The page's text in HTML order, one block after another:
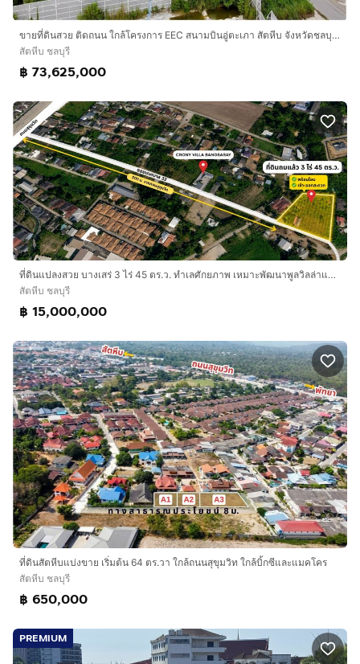
ขายที่ดินสวย ติดถนน ใกล้โครงการ EEC สนามบินอู่ตะเภา สัตหีบ จังหวัดชลบุรี พื้นที่ เกือบ 8 ไร่ ราคาเพียงไร่ละ 9.5 ลบ.
สัตหีบ ชลบุรี
฿ 73,625,000
ที่ดินแปลงสวย บางเสร่ 3 ไร่ 45 ตร.ว. ทำเลศักยภาพ เหมาะพัฒนาพูลวิลล่าและโครงการลงทุน
สัตหีบ ชลบุรี
฿ 15,000,000
ที่ดินสัตหีบแบ่งขาย เริ่มต้น 64 ตร.วา ใกล้ถนนสุขุมวิท ใกล้บิ้กซีและแมคโคร
สัตหีบ ชลบุรี
฿ 650,000
PREMIUM